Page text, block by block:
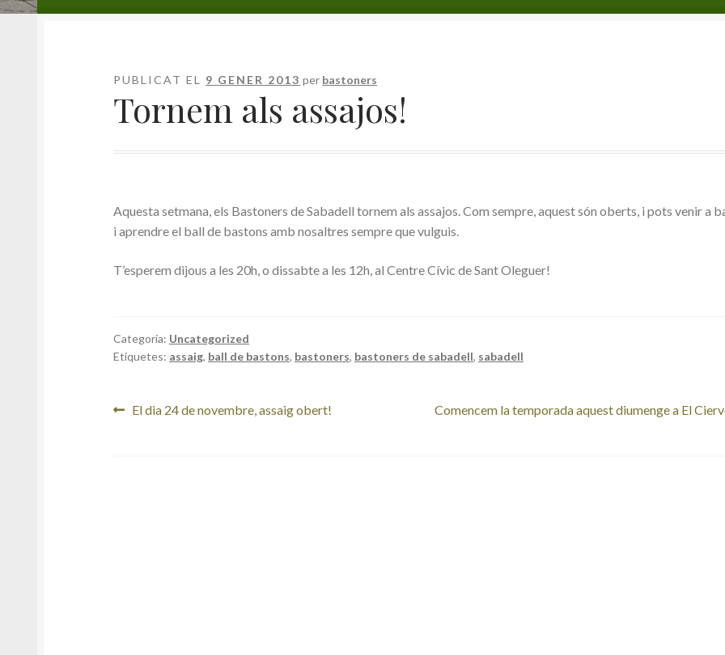
Privacitat PurchaseRebutSorteig de la XLIII Trobada Nacional de Bastoners de Catalunya
Contacte Calendari
PUBLICAT EL 9 GENER 2013 per bastoners
Tornem als assajos!
Aquesta setmana, els Bastoners de Sabadell tornem als assajos. Com sempre, aquest són oberts, i pots venir a
i aprendre el ball de bastons amb nosaltres sempre que vulguis.
T’esperem dijous a les 20h, o dissabte a les 12h, al Centre Cívic de Sant Oleguer!
Categoria: Uncategorized
Etiquetes: assaig, ball de bastons, bastoners, bastoners de sabadell, sabadell
Navegació
Entrada
El dia 24 de novembre, assaig obert!
Pròxima
Comencem la temporada aquest diumenge a El